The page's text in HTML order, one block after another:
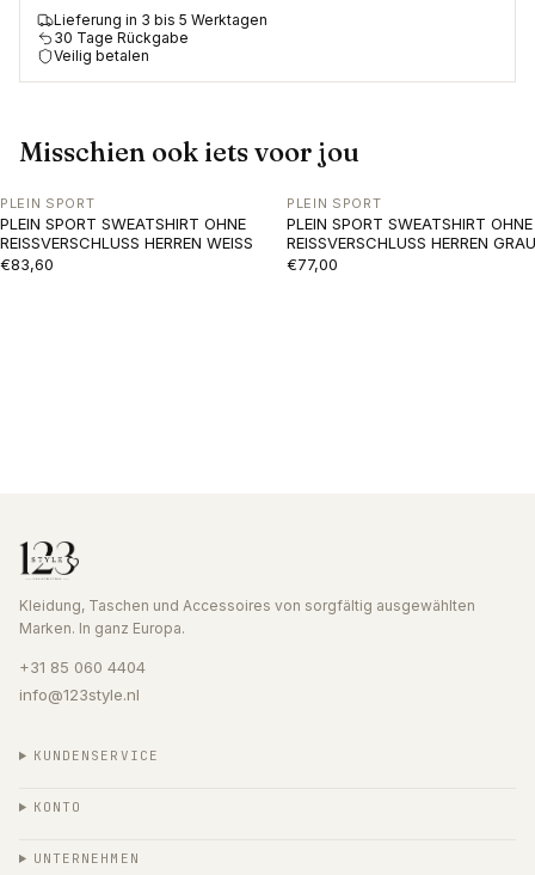
Lieferung in 3 bis 5 Werktagen
30 Tage Rückgabe
Veilig betalen
Misschien ook iets voor jou
PLEIN SPORT
PLEIN SPORT SWEATSHIRT OHNE
REISSVERSCHLUSS HERREN WEISS
€83,60
PLEIN SPORT
PLEIN SPORT SWEATSHIRT OHNE
REISSVERSCHLUSS HERREN GRAU
€77,00
Kleidung, Taschen und Accessoires von sorgfältig ausgewählten
Marken. In ganz Europa.
+31 85 060 4404
info@123style.nl
KUNDENSERVICE
KONTO
UNTERNEHMEN